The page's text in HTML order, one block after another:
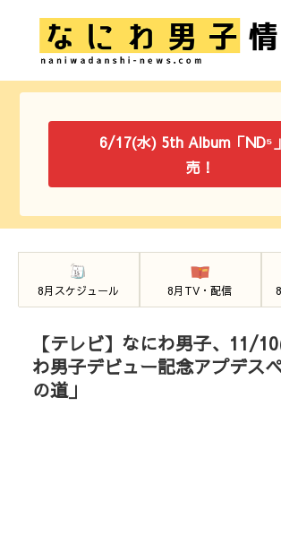
6/17(水) 5th Album「ND⁵
売！
8月スケジュール 8月TV・配信
【テレビ】なにわ男子、11/
わ男子デビュー記念アプデス
の道」